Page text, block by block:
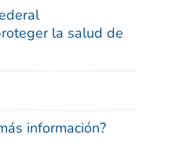
la salud de
información?